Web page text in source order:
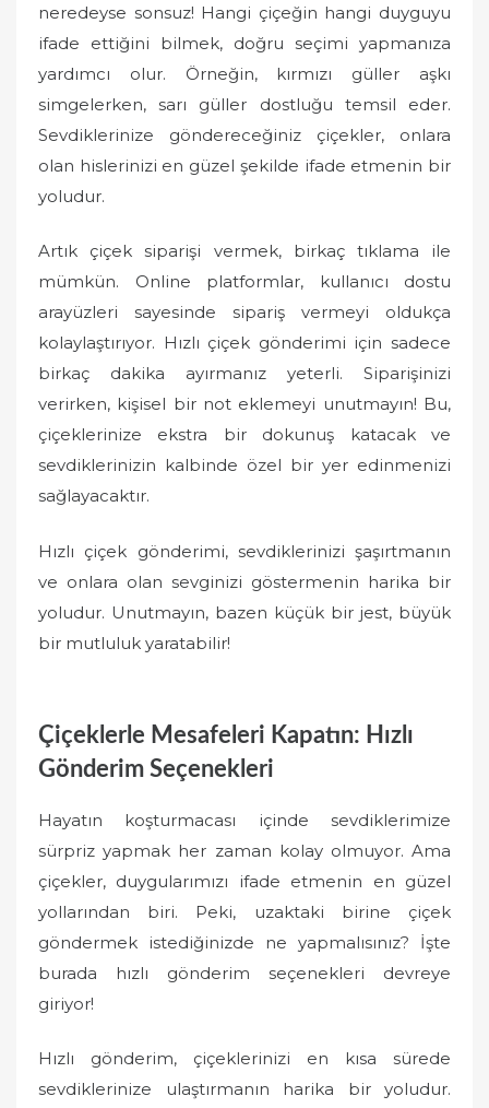
neredeyse sonsuz! Hangi çiçeğin hangi duyguyu
ifade ettiğini bilmek, doğru seçimi yapmanıza
yardımcı olur. Örneğin, kırmızı güller aşkı
simgelerken, sarı güller dostluğu temsil eder.
Sevdiklerinize göndereceğiniz çiçekler, onlara
olan hislerinizi en güzel şekilde ifade etmenin bir
yoludur.
Artık çiçek siparişi vermek, birkaç tıklama ile
mümkün. Online platformlar, kullanıcı dostu
arayüzleri sayesinde sipariş vermeyi oldukça
kolaylaştırıyor. Hızlı çiçek gönderimi için sadece
birkaç dakika ayırmanız yeterli. Siparişinizi
verirken, kişisel bir not eklemeyi unutmayın! Bu,
çiçeklerinize ekstra bir dokunuş katacak ve
sevdiklerinizin kalbinde özel bir yer edinmenizi
sağlayacaktır.
Hızlı çiçek gönderimi, sevdiklerinizi şaşırtmanın
ve onlara olan sevginizi göstermenin harika bir
yoludur. Unutmayın, bazen küçük bir jest, büyük
bir mutluluk yaratabilir!
Çiçeklerle Mesafeleri Kapatın: Hızlı
Gönderim Seçenekleri
Hayatın koşturmacası içinde sevdiklerimize
sürpriz yapmak her zaman kolay olmuyor. Ama
çiçekler, duygularımızı ifade etmenin en güzel
yollarından biri. Peki, uzaktaki birine çiçek
göndermek istediğinizde ne yapmalısınız? İşte
burada hızlı gönderim seçenekleri devreye
giriyor!
Hızlı gönderim, çiçeklerinizi en kısa sürede
sevdiklerinize ulaştırmanın harika bir yoludur.